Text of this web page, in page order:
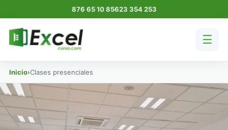
876 65 10 85623 354 253
☰
Inicio›Clases presenciales